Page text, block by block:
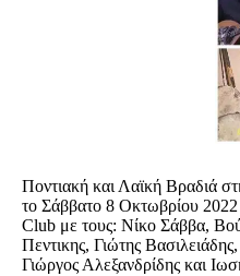
Ποντιακή και Λαϊκή Βραδιά
το Σάββατο 8 Οκτωβρίου
Club με τους: Νίκο Σάββα,
Πεντικης, Γιώτης
Γιώργος Αλεξανδρίδης και